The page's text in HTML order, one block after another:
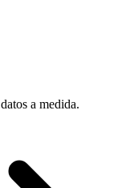
a medida.